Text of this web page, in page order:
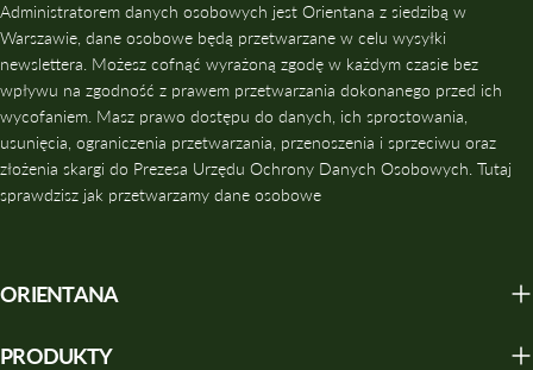
Administratorem danych osobowych jest Orientana z siedzibą w
Warszawie, dane osobowe będą przetwarzane w celu wysyłki
newslettera. Możesz cofnąć wyrażoną zgodę w każdym czasie bez
wpływu na zgodność z prawem przetwarzania dokonanego przed ich
wycofaniem. Masz prawo dostępu do danych, ich sprostowania,
usunięcia, ograniczenia przetwarzania, przenoszenia i sprzeciwu oraz
złożenia skargi do Prezesa Urzędu Ochrony Danych Osobowych. Tutaj
sprawdzisz jak przetwarzamy dane osobowe
ORIENTANA
PRODUKTY